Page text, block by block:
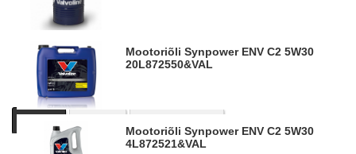
Mootoriõli Synpower ENV C2 5W30
20L872550&VAL
Mootoriõli Synpower ENV C2 5W30
4L872521&VAL